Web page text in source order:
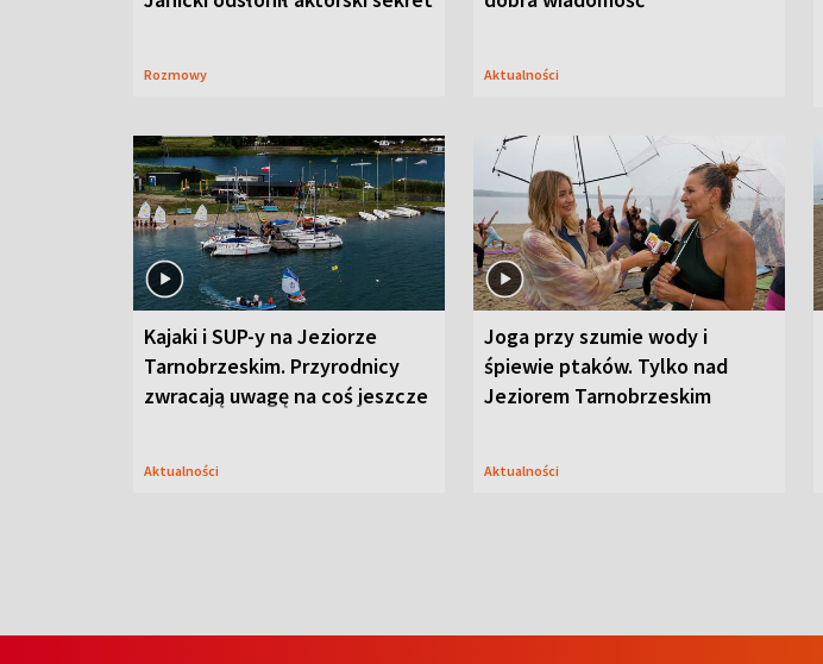
Rozmowy Aktualności
Kajaki i SUP-y na Jeziorze
Tarnobrzeskim. Przyrodnicy
zwracają uwagę na coś jeszcze
Aktualności
Joga przy szumie wody i
śpiewie ptaków. Tylko nad
Jeziorem Tarnobrzeskim
Aktualności